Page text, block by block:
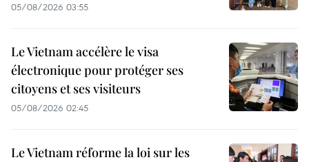
05/08/2026 03:55
Le Vietnam accélère le visa
électronique pour protéger ses
citoyens et ses visiteurs
05/08/2026 02:45
Le Vietnam réforme la loi sur les